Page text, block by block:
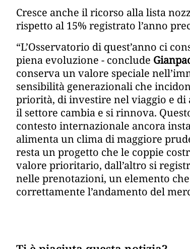
Cresce anche il ricorso alla lista
rispetto al 15% registrato l’anno
“L’Osservatorio di quest’anno ci
piena evoluzione - conclude
conserva un valore speciale
sensibilità generazionali che
priorità, di investire nel viaggio e
il settore cambia e si rinnova.
contesto internazionale ancora
alimenta un clima di maggiore
resta un progetto che le coppie
valore prioritario, dall’altro si
nelle prenotazioni, un elemento
correttamente l’andamento del